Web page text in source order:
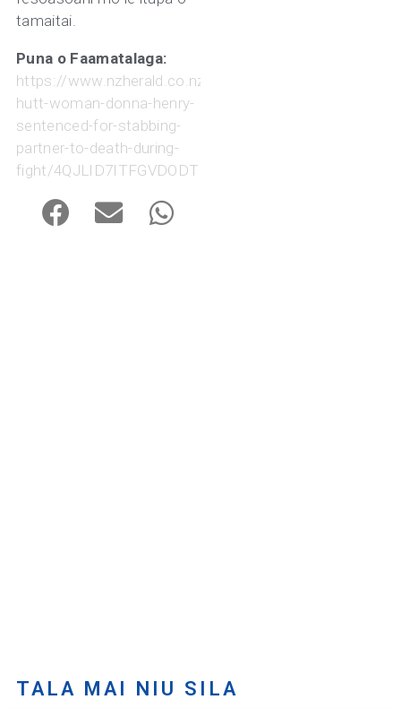
tamaitai.
Puna o Faamatalaga:
https://www.nzherald.co.nz/nz/upper-
hutt-woman-donna-henry-
sentenced-for-stabbing-
partner-to-death-during-
fight/4QJLID7ITFGVDODTK4FCARGOVU/
TALA MAI NIU SILA